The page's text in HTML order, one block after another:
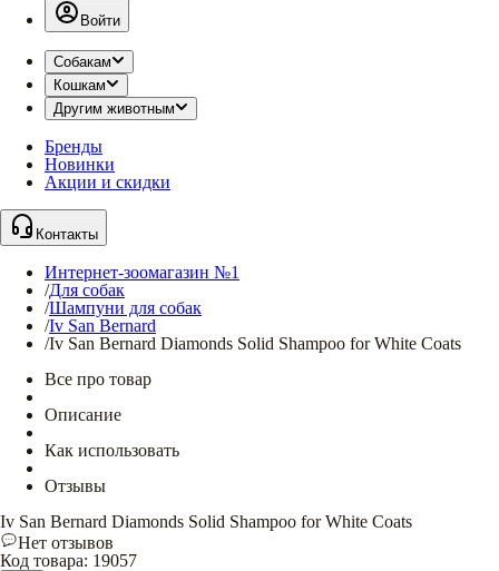
Войти
Собакам
Кошкам
Другим животным
Бренды
Новинки
Акции и скидки
Контакты
Интернет-зоомагазин №1
/Для собак
/Шампуни для собак
/Iv San Bernard
/Iv San Bernard Diamonds Solid Shampoo for White Coats
Все про товар
Описание
Как использовать
Отзывы
Iv San Bernard Diamonds Solid Shampoo for White Coats
Нет отзывов
Код товара: 19057